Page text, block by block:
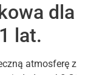
dla
lat.
atmosferę z